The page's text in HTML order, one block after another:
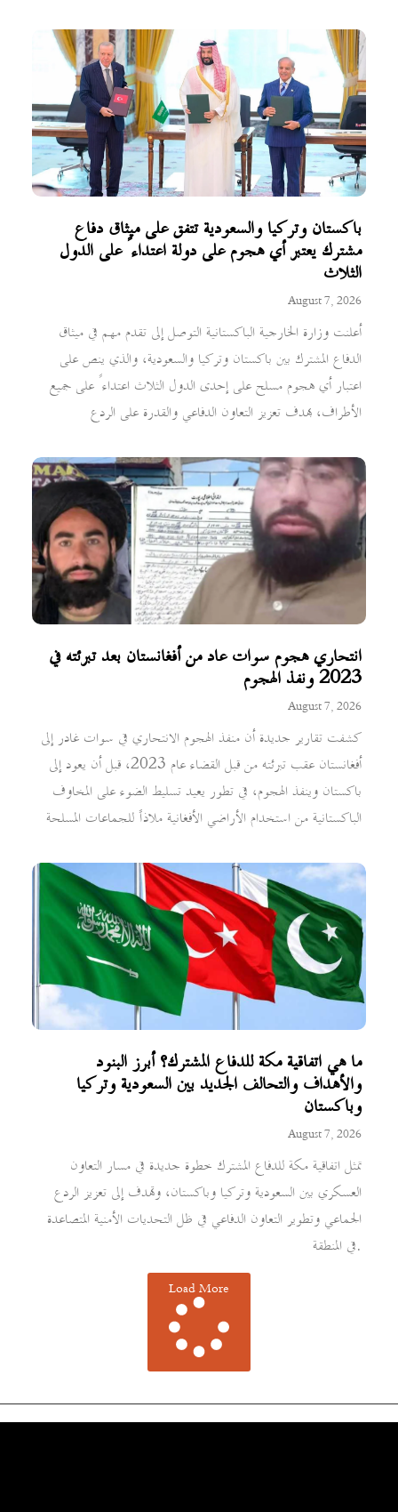
باكستان وتركيا والسعودية تتفق على ميثاق دفاع
مشترك يعتبر أي هجوم على دولة اعتداءً على الدول
الثلاث
August 7, 2026
أعلنت وزارة الخارجية الباكستانية التوصل إلى تقدم مهم في ميثاق
الدفاع المشترك بين باكستان وتركيا والسعودية، والذي ينص على
اعتبار أي هجوم مسلح على إحدى الدول الثلاث اعتداءً على جميع
الأطراف، بهدف تعزيز التعاون الدفاعي والقدرة على الردع
انتحاري هجوم سوات عاد من أفغانستان بعد تبرئته في
2023 ونفذ الهجوم
August 7, 2026
كشفت تقارير جديدة أن منفذ الهجوم الانتحاري في سوات غادر إلى
أفغانستان عقب تبرئته من قبل القضاء عام 2023، قبل أن يعود إلى
باكستان وينفذ الهجوم، في تطور يعيد تسليط الضوء على المخاوف
الباكستانية من استخدام الأراضي الأفغانية ملاذاً للجماعات المسلحة
ما هي اتفاقية مكة للدفاع المشترك؟ أبرز البنود
والأهداف والتحالف الجديد بين السعودية وتركيا
وباكستان
August 7, 2026
تمثل اتفاقية مكة للدفاع المشترك خطوة جديدة في مسار التعاون
العسكري بين السعودية وتركيا وباكستان، وتهدف إلى تعزيز الردع
الجماعي وتطوير التعاون الدفاعي في ظل التحديات الأمنية المتصاعدة
في المنطقة.
Load More